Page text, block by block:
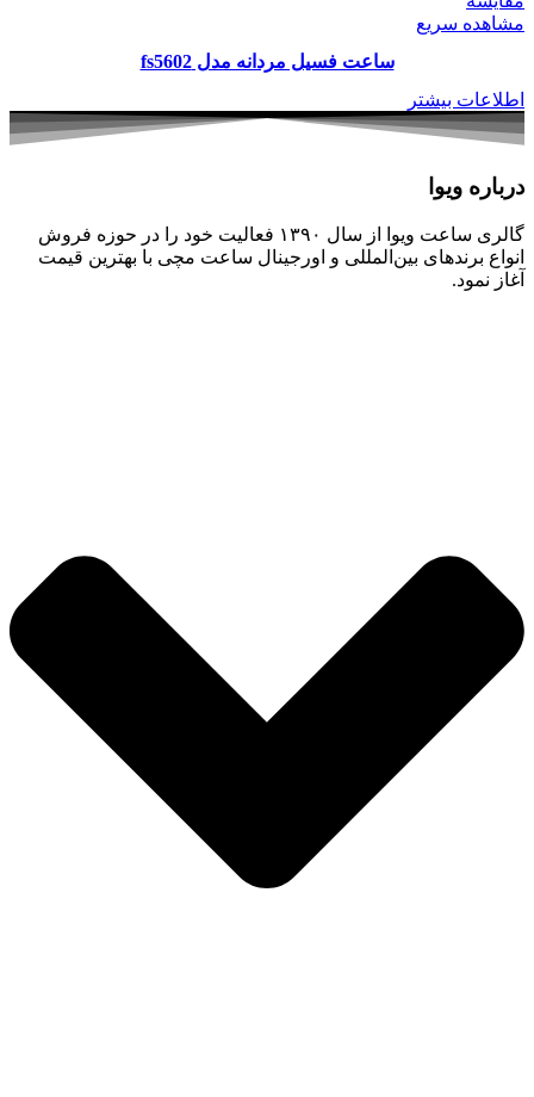
مشاهده سریع
ساعت فسیل مردانه مدل fs5602
اطلاعات بیشتر
درباره ویوا
گالری ساعت ویوا از سال ۱۳۹۰ فعالیت خود را در حوزه فروش
انواع برندهای بین‌المللی و اورجینال ساعت مچی با بهترین قیمت
آغاز نمود.